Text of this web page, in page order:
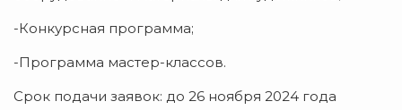
-Конкурсная программа;
-Программа мастер-классов.
Срок подачи заявок: до 26 ноября 2024 года